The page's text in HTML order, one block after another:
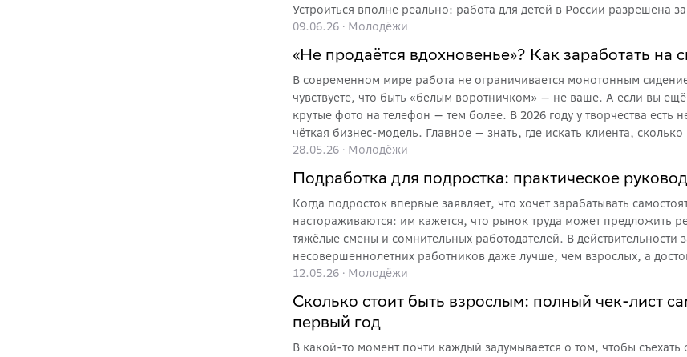
Устроиться вполне реально: работа для детей в России разрешена
правила. Разберёмся, с какого возраста можно начать, сколько
какой именно работе стоит присмотреться школьникам и студентам.
09.06.26 · Молодёжи
«Не продаётся вдохновенье»? Как заработать на
В современном мире работа не ограничивается монотонным
чувствуете, что быть «белым воротничком» — не ваше. А если вы
крутые фото на телефон — тем более. В 2026 году у творчества есть
чёткая бизнес-модель. Главное — знать, где искать клиента,
впросак с налогами. Рассказываем, как увлечения превратить в
28.05.26 · Молодёжи
Подработка для подростка: практическое
Когда подросток впервые заявляет, что хочет зарабатывать
настораживаются: им кажется, что рынок труда может предложить
тяжёлые смены и сомнительных работодателей. В действительности
несовершеннолетних работников даже лучше, чем взрослых, а
больше, чем принято думать. Нужно только знать правила и уметь
мошеннического. Разберёмся, как помочь ребёнку найти
безопасной и не помешает учёбе.
12.05.26 · Молодёжи
Сколько стоит быть взрослым: полный чек-лист
первый год
В какой-то момент почти каждый задумывается о том, чтобы съехать